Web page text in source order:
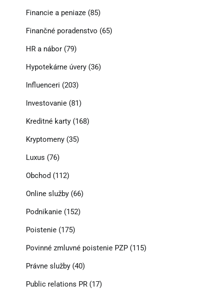
Financie a peniaze(85)
Finančné poradenstvo (65)
HR a nábor(79)
Hypotekárne úvery(36)
Influenceri (203)
Investovanie(81)
Kreditné karty(168)
Kryptomeny(35)
Luxus (76)
Obchod (112)
Online služby(66)
Podnikanie(152)
Poistenie(175)
Povinné zmluvné poistenie PZP(115)
Právne služby(40)
Public relations PR(17)